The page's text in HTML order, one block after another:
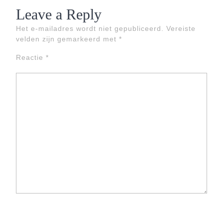
Leave a Reply
Het e-mailadres wordt niet gepubliceerd.
Vereiste
velden zijn gemarkeerd met *
Reactie *